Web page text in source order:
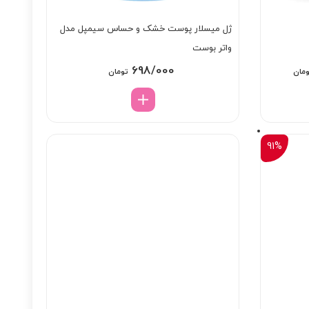
قیمت
ژل میسلار پوست خشک و حساس سیمپل مدل
واتر بوست
698/000 تومان
91%